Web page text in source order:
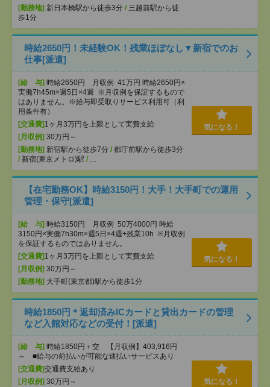
[勤務地] 新日本橋駅から徒歩3分 / 三越前駅から徒
歩1分
時給2650円！未経験OK！残業ほぼなし▼新宿でのお
仕事[派遣]
[給 与] 時給2650円 月収例 41万円 時給2650円×
実働7h45m×週5日×4週 ※月収例を保証するもので
はありません。※給与即受取りサービス利用可（利
用条件有）
[交通費] 1ヶ月3万円を上限として実費支給
[月収例] 30万円～
[勤務地] 新宿駅から徒歩7分 / 都庁前駅から徒歩3分
/ 新宿(東京メトロ)駅 / …
気になる！
【在宅勤務OK】時給3150円！大手！大手町での運用
管理・保守[派遣]
[給 与] 時給3150円 月収例 50万4000円 時給
3150円×実働7h30m×週5日×4週+残業10h ※月収例
を保証するものではありません。
[交通費] 1ヶ月3万円を上限として実費支給
[月収例] 30万円～
[勤務地] 大手町(東京都)駅から徒歩1分
気になる！
時給1850円＊返却済みICカードと貸出カードの管理
など入館対応などの受付！[派遣]
[給 与] 時給1850円＋交 【月収例】403,916円
～ ■給与の前払いが可能な速払いサービスあり
[交通費]交通費支給あり
[月収例] 30万円～
気になる！